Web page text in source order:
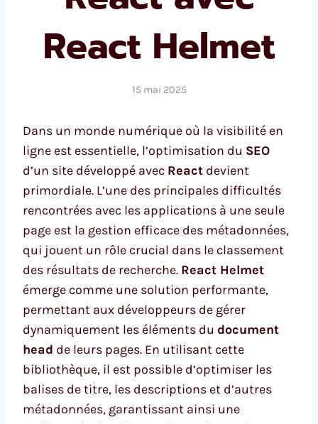
React Helmet
15 mai 2025
Dans un monde numérique où la visibilité en
ligne est essentielle, l’optimisation du SEO
d’un site développé avec React devient
primordiale. L’une des principales difficultés
rencontrées avec les applications à une seule
page est la gestion efficace des métadonnées,
qui jouent un rôle crucial dans le classement
des résultats de recherche. React Helmet
émerge comme une solution performante,
permettant aux développeurs de gérer
dynamiquement les éléments du document
head de leurs pages. En utilisant cette
bibliothèque, il est possible d’optimiser les
balises de titre, les descriptions et d’autres
métadonnées, garantissant ainsi une